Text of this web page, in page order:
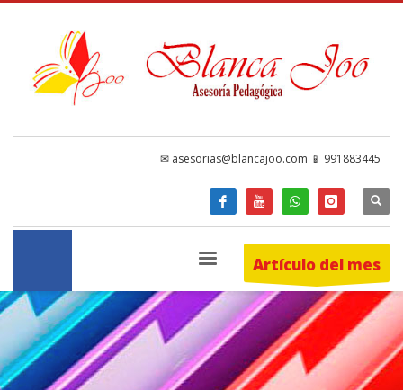
✉ asesorias@blancajoo.com 📱 991883445
Artículo del mes